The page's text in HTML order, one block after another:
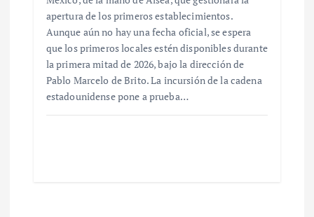
apertura de los primeros establecimientos.
Aunque aún no hay una fecha oficial, se espera
que los primeros locales estén disponibles durante
la primera mitad de 2026, bajo la dirección de
Pablo Marcelo de Brito. La incursión de la cadena
estadounidense pone a prueba…